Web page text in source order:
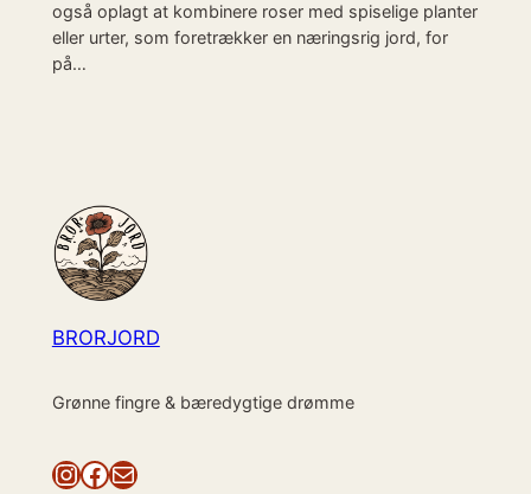
også oplagt at kombinere roser med spiselige planter
eller urter, som foretrækker en næringsrig jord, for
på…
BRORJORD
Grønne fingre & bæredygtige drømme
InstagramFacebook Mail